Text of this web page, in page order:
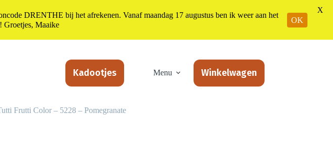
Kadootjes Menu Winkelwagen
Frutti Color – 5228 – Pomegranate
DRENTHE bij het afrekenen. Vanaf maandag 17 augustus ben ik weer aan het
Maaike
OK
X